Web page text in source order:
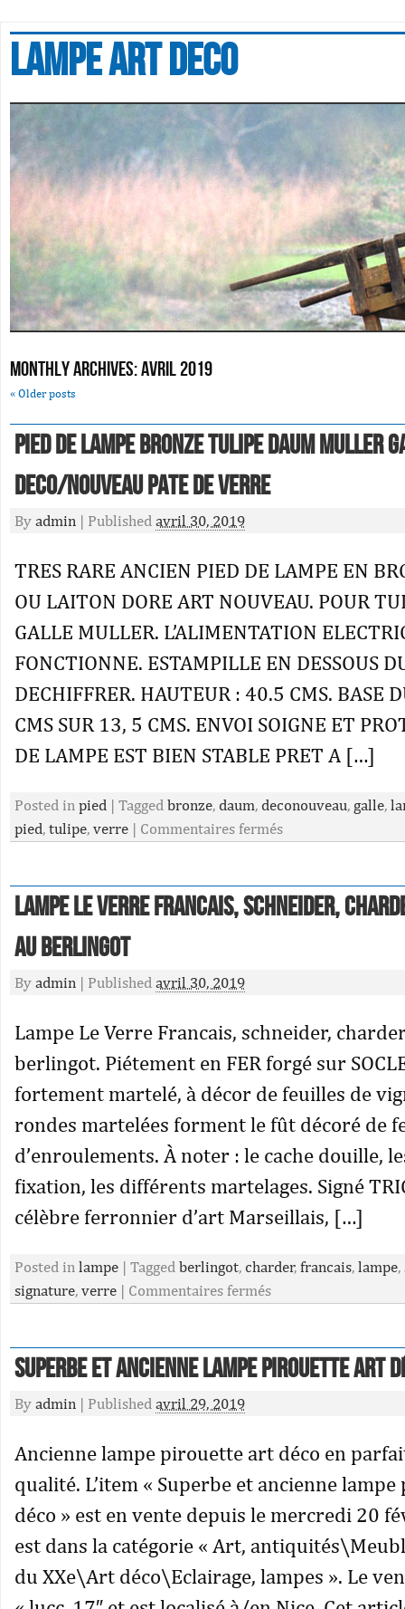
Lampe art deco
Monthly Archives:avril 2019
« Older posts
Pied De Lampe Bronze Tulipe Daum Muller
Deco/nouveau Pate De Verre
By admin | Published avril 30, 2019
TRES RARE ANCIEN PIED DE LAMPE EN
OU LAITON DORE ART NOUVEAU. POUR
GALLE MULLER. L’ALIMENTATION
FONCTIONNE. ESTAMPILLE EN DESSOUS
DECHIFFRER. HAUTEUR : 40.5 CMS. BASE
CMS SUR 13, 5 CMS. ENVOI SOIGNE ET
DE LAMPE EST BIEN STABLE PRET A […]
Posted in pied | Tagged bronze, daum, deconouveau, galle,
pied, tulipe, verre | Commentaires fermés
Lampe Le Verre Francais, schneider,
au berlingot
By admin | Published avril 30, 2019
Lampe Le Verre Francais, schneider,
berlingot. Piétement en FER forgé sur
fortement martelé, à décor de feuilles de
rondes martelées forment le fût décoré de
d’enroulements. À noter : le cache douille,
fixation, les différents martelages. Signé
célèbre ferronnier d’art Marseillais, […]
Posted in lampe | Tagged berlingot, charder, francais, lampe,
signature, verre | Commentaires fermés
Superbe et ancienne lampe pirouette art
By admin | Published avril 29, 2019
Ancienne lampe pirouette art déco en
qualité. L’item « Superbe et ancienne
déco » est en vente depuis le mercredi 20
est dans la catégorie « Art,
du XXe\Art déco\Eclairage, lampes ». Le